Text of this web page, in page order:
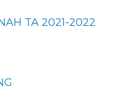
TA 2021-2022